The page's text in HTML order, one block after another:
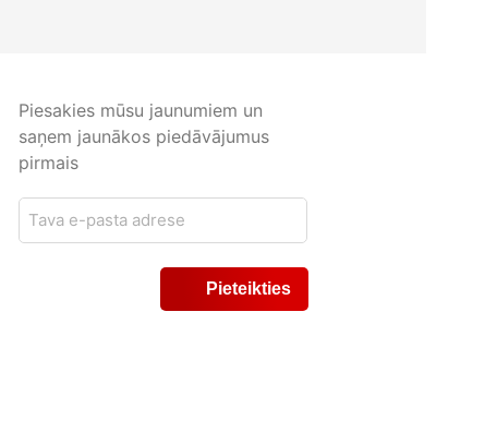
Piesakies mūsu jaunumiem un
saņem jaunākos piedāvājumus
pirmais